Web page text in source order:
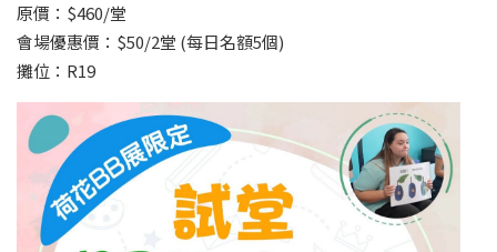
原價：$460/堂
會場優惠價：$50/2堂 (每日名額5個)
攤位：R19